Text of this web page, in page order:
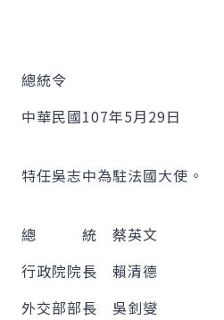
總統令
中華民國107年5月29日
特任吳志中為駐法國大使。
總 統 蔡英文
行政院院長 賴清德
外交部部長 吳釗燮